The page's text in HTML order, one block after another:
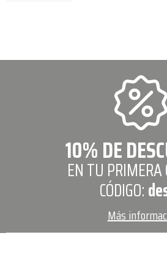
10% DE
EN TU PRIMERA
CÓDIGO:
Más